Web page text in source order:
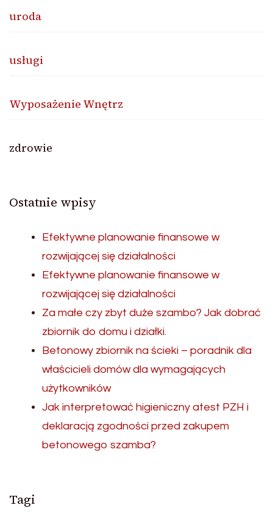
uroda
usługi
Wyposażenie Wnętrz
zdrowie
Ostatnie wpisy
Efektywne planowanie finansowe w
rozwijającej się działalności
Efektywne planowanie finansowe w
rozwijającej się działalności
Za małe czy zbyt duże szambo? Jak dobrać
zbiornik do domu i działki.
Betonowy zbiornik na ścieki – poradnik dla
właścicieli domów dla wymagających
użytkowników
Jak interpretować higieniczny atest PZH i
deklaracją zgodności przed zakupem
betonowego szamba?
Tagi